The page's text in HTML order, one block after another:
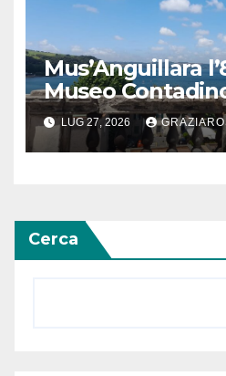
Mus’Anguillara
Museo
LUG 27, 2026
Cerca